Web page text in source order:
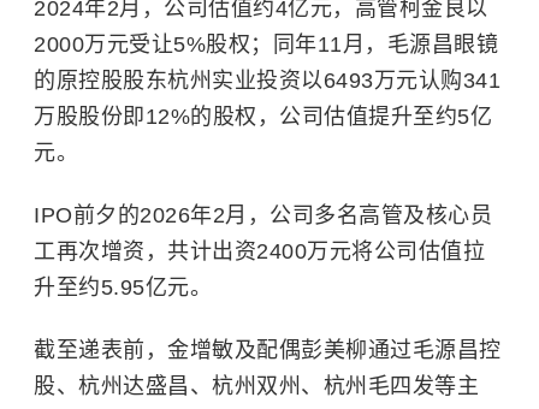
2024年2月，公司估值约4亿元，高管柯金良以
2000万元受让5%股权；同年11月，毛源昌眼镜
的原控股股东杭州实业投资以6493万元认购341
万股股份即12%的股权，公司估值提升至约5亿
元。
IPO前夕的2026年2月，公司多名高管及核心员
工再次增资，共计出资2400万元将公司估值拉
升至约5.95亿元。
截至递表前，金增敏及配偶彭美柳通过毛源昌控
股、杭州达盛昌、杭州双州、杭州毛四发等主